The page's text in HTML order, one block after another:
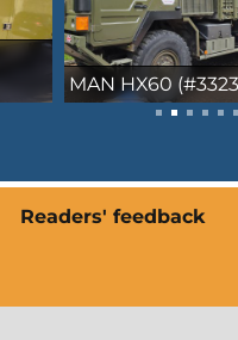
Clemens Molters
Fahrzeug (#3454)
Readers' feedback